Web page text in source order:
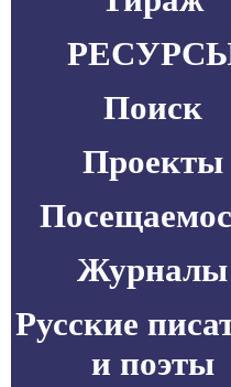
Поиск
Проекты
Журналы
Русские
и поэты